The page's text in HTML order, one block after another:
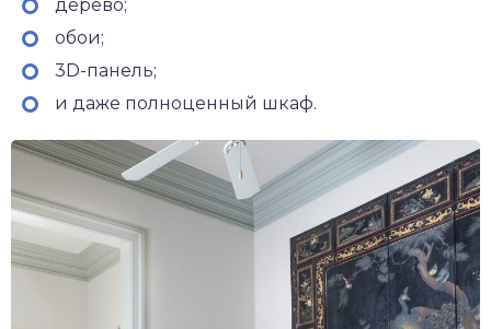
дерево;
обои;
3D-панель;
и даже полноценный шкаф.